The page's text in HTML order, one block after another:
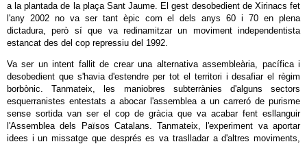
a la plantada de la plaça Sant Jaume. El gest desobedient de Xirinacs fet
l'any 2002 no va ser tant èpic com el dels anys 60 i 70 en plena
dictadura, però sí que va redinamitzar un moviment independentista
estancat des del cop repressiu del 1992.
Va ser un intent fallit de crear una alternativa assembleària, pacífica i
desobedient que s'havia d'estendre per tot el territori i desafiar el règim
borbònic. Tanmateix, les maniobres subterrànies d'alguns sectors
esquerranistes entestats a abocar l'assemblea a un carreró de purisme
sense sortida van ser el cop de gràcia que va acabar fent esllanguir
l'Assemblea dels Països Catalans. Tanmateix, l'experiment va aportar
idees i un missatge que després es va traslladar a d'altres moviments,